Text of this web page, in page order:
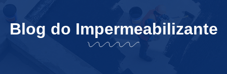
Blog do Impermeabilizante